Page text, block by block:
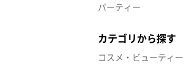
パーティー
カテゴリから探す
コスメ・ビューティー